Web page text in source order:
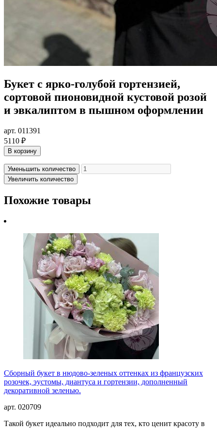
Букет с ярко-голубой гортензией,
сортовой пионовидной кустовой розой
и эвкалиптом в пышном оформлении
арт. 011391
5110 ₽
В корзину
Уменьшить количество
Увеличить количество
Похожие товары
Сборный букет в нюдово-зеленых оттенках из французских
розочек, эустомы, диантуса и гортензии, дополненный
декоративной зеленью.
арт. 020709
Такой букет идеально подходит для тех, кто ценит красоту в